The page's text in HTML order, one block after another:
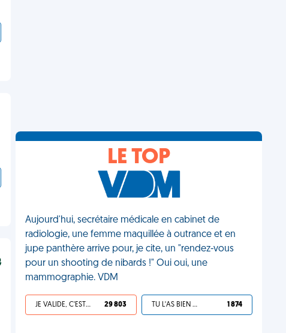
LE TOP
Aujourd'hui, secrétaire médicale en cabinet de
radiologie, une femme maquillée à outrance et en
jupe panthère arrive pour, je cite, un "rendez-vous
pour un shooting de nibards !" Oui oui, une
mammographie. VDM
JE VALIDE, C'EST UNE VDM 29 803 TU L'AS BIEN MÉRITÉ 1 874